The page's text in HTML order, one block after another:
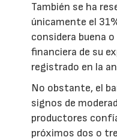
También se ha
únicamente el
considera buena
financiera de su
registrado en la
No obstante, el
signos de
productores
próximos dos o